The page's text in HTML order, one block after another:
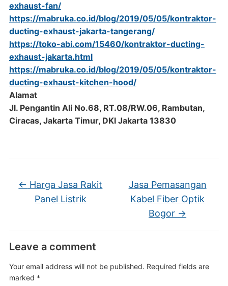
exhaust-fan/
https://mabruka.co.id/blog/2019/05/05/kontraktor-
ducting-exhaust-jakarta-tangerang/
https://toko-abi.com/15460/kontraktor-ducting-
exhaust-jakarta.html
https://mabruka.co.id/blog/2019/05/05/kontraktor-
ducting-exhaust-kitchen-hood/
Alamat
Jl. Pengantin Ali No.68, RT.08/RW.06, Rambutan,
Ciracas, Jakarta Timur, DKI Jakarta 13830
← Harga Jasa Rakit
Panel Listrik
Jasa Pemasangan
Kabel Fiber Optik
Bogor →
Leave a comment
Your email address will not be published. Required fields are
marked *